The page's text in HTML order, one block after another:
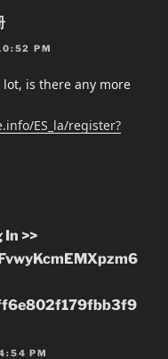
PM
is there any more
ES_la/register?
In >>
PM